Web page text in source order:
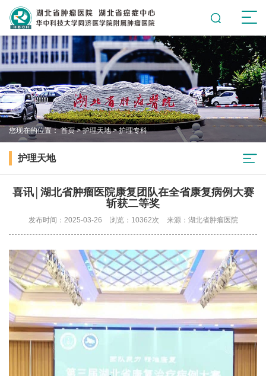
您现在的位置： 首页>护理天地>护理专科
护理天地
喜讯│湖北省肿瘤医院康复团队在全省康复病例大赛
斩获二等奖
发布时间：2025-03-26 浏览：10362次 来源：湖北省肿瘤医院